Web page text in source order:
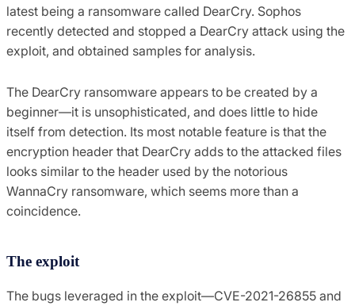
latest being a ransomware called DearCry. Sophos
recently detected and stopped a DearCry attack using the
exploit, and obtained samples for analysis.
The DearCry ransomware appears to be created by a
beginner—it is unsophisticated, and does little to hide
itself from detection. Its most notable feature is that the
encryption header that DearCry adds to the attacked files
looks similar to the header used by the notorious
WannaCry ransomware, which seems more than a
coincidence.
The exploit
The bugs leveraged in the exploit—CVE-2021-26855 and